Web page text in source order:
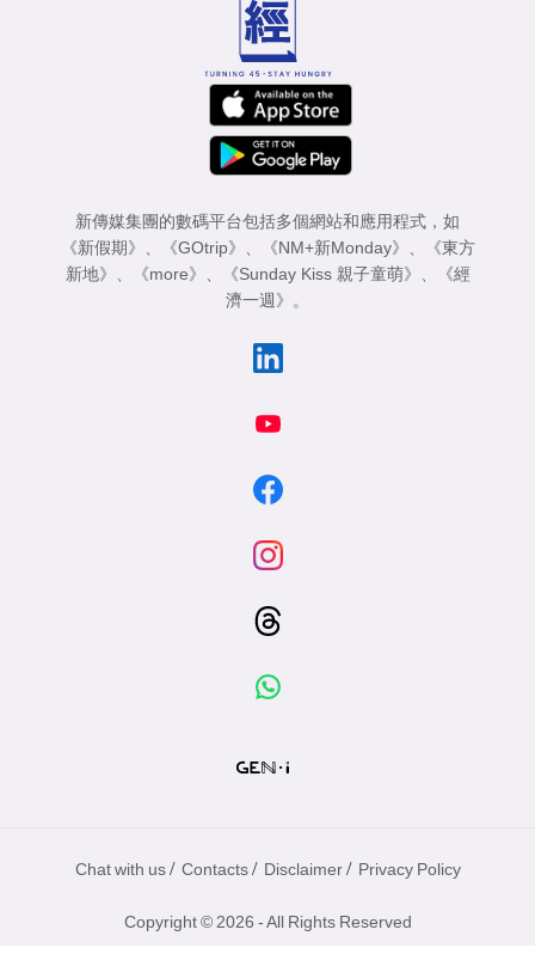
新傳媒集團的數碼平台包括多個網站和應用程式，如
《新假期》
《GOtrip》 《NM+新Monday》
《東方
新地》
《more》 《Sunday Kiss 親子童萌》
《經
濟一週》
。
Chat with us / Contacts / Disclaimer / Privacy Policy
Copyright © 2026 - All Rights Reserved